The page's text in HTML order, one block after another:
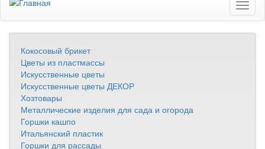
Кокосовый брикет
Цветы из пластмассы
Искусственные цветы
Искусственные цветы ДЕКОР
Хозтовары
Металлические изделия для сада и огорода
Горшки кашпо
Итальянский пластик
Горшки для рассады